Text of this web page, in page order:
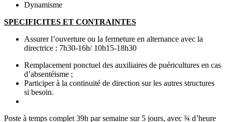
Dynamisme
SPECIFICITES ET CONTRAINTES
Assurer l’ouverture ou la fermeture en alternance avec la
directrice : 7h30-16h/ 10h15-18h30
Remplacement ponctuel des auxiliaires de puéricultures en cas
d’absentéisme ;
Participer à la continuité de direction sur les autres structures
si besoin.
Poste à temps complet 39h par semaine sur 5 jours, avec ¾ d’heure